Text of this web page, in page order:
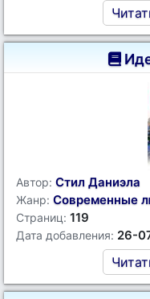
Автор: Стил Даниэла
Жанр: Современные
Страниц: 119
Дата добавления: 26-